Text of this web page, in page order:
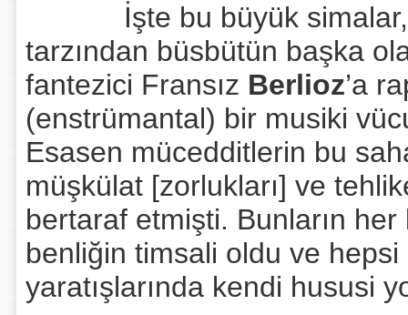
İşte bu büyük simalar,
tarzından büsbütün başka
fantezici Fransız Berlioz’a
(enstrümantal) bir musiki
Esasen mücedditlerin bu
müşkülat [zorlukları] ve
bertaraf etmişti. Bunların
benliğin timsali oldu ve
yaratışlarında kendi hususi